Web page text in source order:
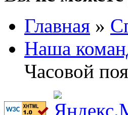
Главная »
Наша
Часовой